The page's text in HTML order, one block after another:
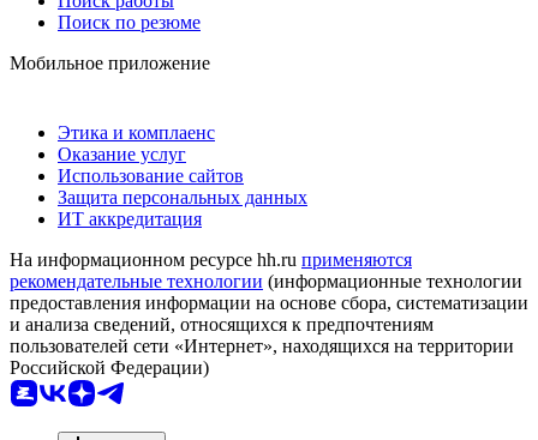
Поиск по резюме
Мобильное приложение
Этика и комплаенс
Оказание услуг
Использование сайтов
Защита персональных данных
ИТ аккредитация
На информационном ресурсе hh.ru применяются
рекомендательные технологии (информационные технологии
предоставления информации на основе сбора, систематизации
и анализа сведений, относящихся к предпочтениям
пользователей сети «Интернет», находящихся на территории
Российской Федерации)